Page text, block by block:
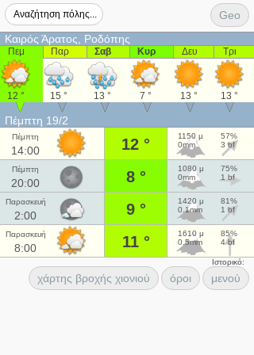
Geo
Καιρός Άρατος, Ροδόπης
Πεμ
12 °
Παρ
15 °
Σαβ
13 °
Κυρ
7 °
Δευ
13 °
Τρι
13 °
Πέμπτη 19/2
Πέμπτη
14:00 12 °
1150 μ
0mm
57%
3 bf
Πέμπτη
20:00 8 °
1080 μ
0mm
75%
1 bf
Παρασκευή
2:00 9 °
1420 μ
0.1mm
81%
1 bf
Παρασκευή
8:00 11 °
1610 μ
0.5mm
85%
4 bf
Ιστορικό:
χάρτης βροχής χιονιού όροι μενού